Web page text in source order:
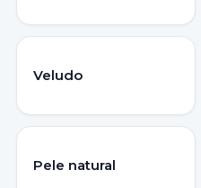
Veludo
Pele natural